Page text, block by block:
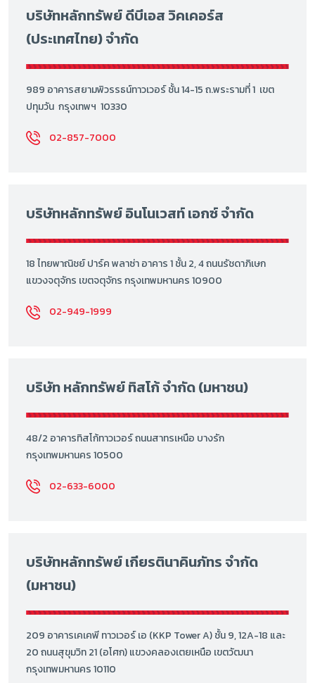
บริษัทหลักทรัพย์ ดีบีเอส วิคเคอร์ส
(ประเทศไทย) จำกัด
989 อาคารสยามพิวรรธน์ทาวเวอร์ ชั้น 14-15 ถ.พระรามที่ 1 เขต
ปทุมวัน กรุงเทพฯ 10330
02-857-7000
บริษัทหลักทรัพย์ อินโนเวสท์ เอกซ์ จำกัด
18 ไทยพาณิชย์ ปาร์ค พลาซ่า อาคาร 1 ชั้น 2, 4 ถนนรัชดาภิเษก
แขวงจตุจักร เขตจตุจักร กรุงเทพมหานคร 10900
02-949-1999
บริษัท หลักทรัพย์ ทิสโก้ จำกัด (มหาชน)
48/2 อาคารทิสโก้ทาวเวอร์ ถนนสาทรเหนือ บางรัก
กรุงเทพมหานคร 10500
02-633-6000
บริษัทหลักทรัพย์ เกียรตินาคินภัทร จำกัด
(มหาชน)
209 อาคารเคเคพี ทาวเวอร์ เอ (KKP Tower A) ชั้น 9, 12A-18 และ
20 ถนนสุขุมวิท 21 (อโศก) แขวงคลองเตยเหนือ เขตวัฒนา
กรุงเทพมหานคร 10110